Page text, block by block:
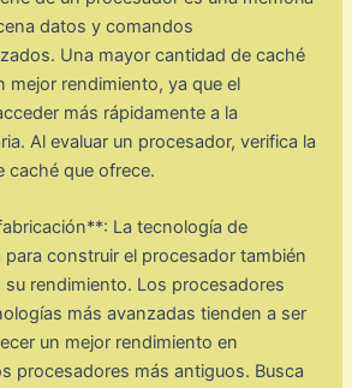
datos y comandos
Una mayor cantidad de caché
mejor rendimiento, ya que el
más rápidamente a la
Al evaluar un procesador, verifica la
caché que ofrece.
La tecnología de
construir el procesador también
rendimiento. Los procesadores
más avanzadas tienden a ser
un mejor rendimiento en
procesadores más antiguos. Busca